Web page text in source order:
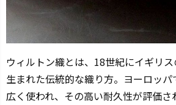
ウィルトン織とは、18世紀にイギリ
生まれた伝統的な織り方。ヨーロッ
広く使われ、その高い耐久性が評価さ